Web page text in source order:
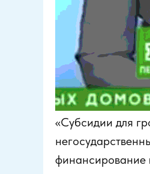
«Субсидии для
финансирование